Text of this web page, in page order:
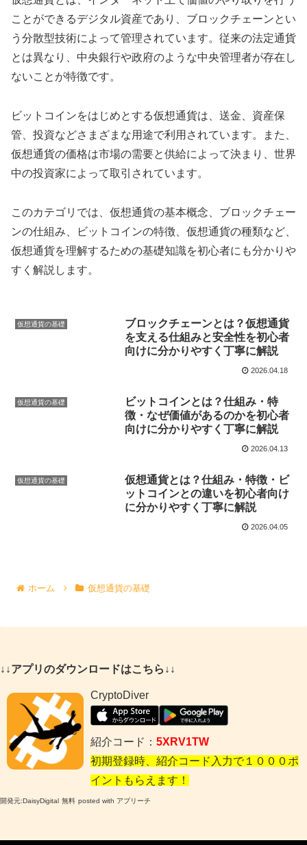
ことができるデジタル資産であり、ブロックチェーンとい
う分散型技術によって管理されています。従来の法定通貨
とは異なり、中央銀行や政府のような中央管理者が存在し
ないことが特徴です。
ビットコインをはじめとする仮想通貨は、送金、資産保
管、投資などさまざまな用途で利用されています。また、
仮想通貨の価格は市場の需要と供給によって決まり、世界
中の投資家によって取引されています。
このカテゴリでは、仮想通貨の基本概念、ブロックチェー
ンの仕組み、ビットコインの特徴、仮想通貨の種類など、
仮想通貨を理解するための基礎知識を初心者にも分かりや
すく解説します。
仮想通貨の基礎
ブロックチェーンとは？仮想通貨
を支える仕組みと安全性を初心者
向けに分かりやすく丁寧に解説
2026.04.18
仮想通貨の基礎
ビットコインとは？仕組み・特
徴・なぜ価値があるのかを初心者
向けに分かりやすく丁寧に解説
2026.04.13
仮想通貨の基礎
仮想通貨とは？仕組み・特徴・ビ
ットコインとの違いを初心者向け
に分かりやすく丁寧に解説
2026.04.05
ホーム 仮想通貨の基礎
↓↓アプリのダウンロードはこちら↓↓
CryptoDiver
紹介コード： 5XRV1TW
初期登録時、紹介コード入力で１０００ポ
イントもらえます！
開発元:DaisyDigital 無料 posted with アプリーチ